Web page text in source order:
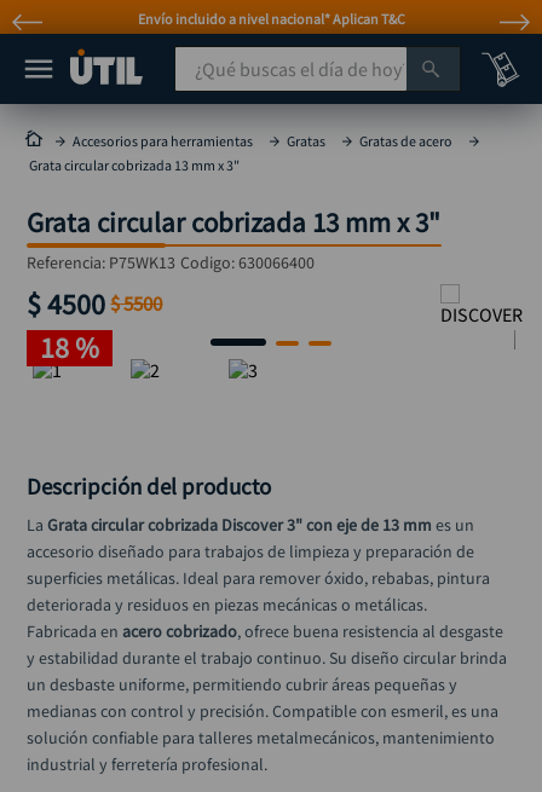
Envío incluido a nivel nacional* Aplican T&C
¿Qué buscas el día de hoy?
Accesorios para herramientas Gratas
Gratas de acero
Grata circular cobrizada 13 mm x 3"
Grata circular cobrizada 13 mm x 3"
Referencia: P75WK13 Codigo:630066400
$4500 $5500
18 %
Descripción del producto
La Grata circular cobrizada Discover 3" con eje de 13 mm es un
accesorio diseñado para trabajos de limpieza y preparación de
superficies metálicas. Ideal para remover óxido, rebabas, pintura
deteriorada y residuos en piezas mecánicas o metálicas.
Fabricada en acero cobrizado, ofrece buena resistencia al desgaste
y estabilidad durante el trabajo continuo. Su diseño circular brinda
un desbaste uniforme, permitiendo cubrir áreas pequeñas y
medianas con control y precisión. Compatible con esmeril, es una
solución confiable para talleres metalmecánicos, mantenimiento
industrial y ferretería profesional.
MÁS BUSCADOS
taladro
taladros pulidoras
compresor
sierra circular
mototool
broca
hidrolavadora
rodachina
ruteadora